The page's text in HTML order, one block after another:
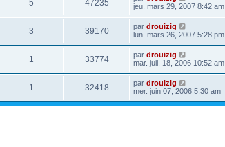
5 47235
jeu. mars 29, 2007 8:42 am
3 39170 par drouizig
lun. mars 26, 2007 5:28 pm
1 33774 par drouizig
mar. juil. 18, 2006 10:52 am
1 32418 par drouizig
mer. juin 07, 2006 5:30 am